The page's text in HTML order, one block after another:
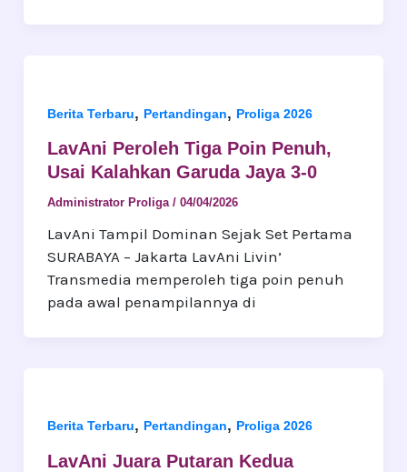
Berita Terbaru, Pertandingan, Proliga 2026
LavAni Peroleh Tiga Poin Penuh,
Usai Kalahkan Garuda Jaya 3-0
Administrator Proliga / 04/04/2026
LavAni Tampil Dominan Sejak Set Pertama
SURABAYA – Jakarta LavAni Livin’
Transmedia memperoleh tiga poin penuh
pada awal penampilannya di
Berita Terbaru, Pertandingan, Proliga 2026
LavAni Juara Putaran Kedua